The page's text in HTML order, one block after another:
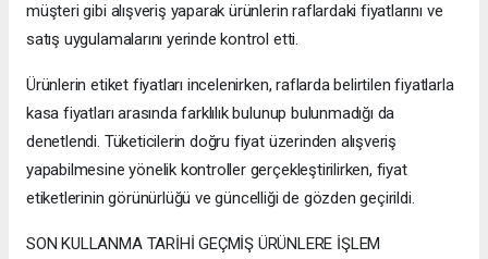
müşteri gibi alışveriş yaparak ürünlerin raflardaki fiyatlarını ve
satış uygulamalarını yerinde kontrol etti.
Ürünlerin etiket fiyatları incelenirken, raflarda belirtilen fiyatlarla
kasa fiyatları arasında farklılık bulunup bulunmadığı da
denetlendi. Tüketicilerin doğru fiyat üzerinden alışveriş
yapabilmesine yönelik kontroller gerçekleştirilirken, fiyat
etiketlerinin görünürlüğü ve güncelliği de gözden geçirildi.
SON KULLANMA TARİHİ GEÇMİŞ ÜRÜNLERE İŞLEM